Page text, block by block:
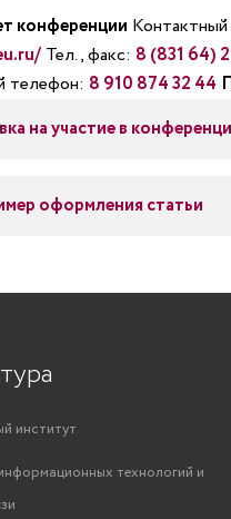
конференции
Тел., факс: 8 (831 64)
телефон: 8 910 874 32 44
на участие в
оформления статьи
институт
технологий и